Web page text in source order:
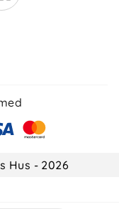
Hus - 2026